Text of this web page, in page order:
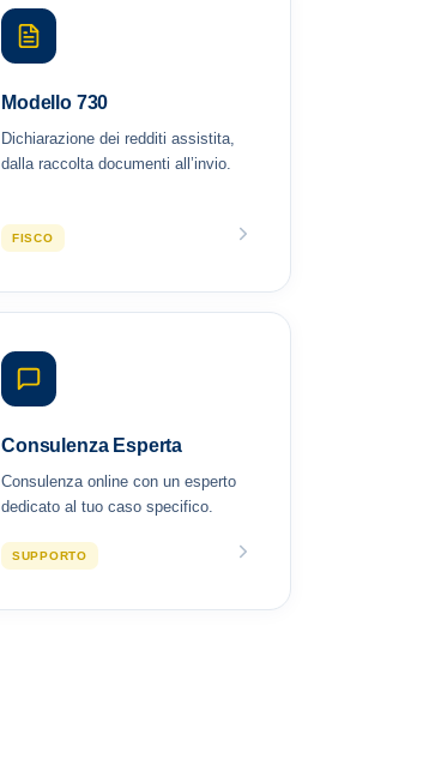
Modello 730
Dichiarazione dei redditi assistita,
dalla raccolta documenti all’invio.
FISCO
Consulenza Esperta
Consulenza online con un esperto
dedicato al tuo caso specifico.
SUPPORTO